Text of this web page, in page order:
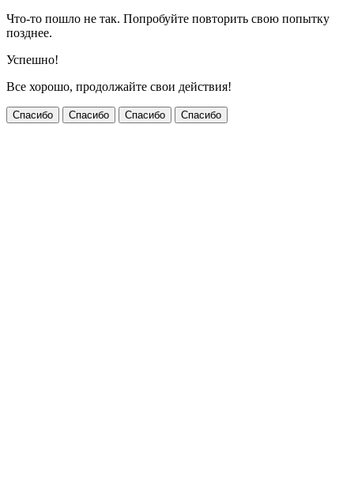
Что-то пошло не так. Попробуйте повторить свою попытку
позднее.
Успешно!
Все хорошо, продолжайте свои действия!
Спасибо Спасибо Спасибо Спасибо